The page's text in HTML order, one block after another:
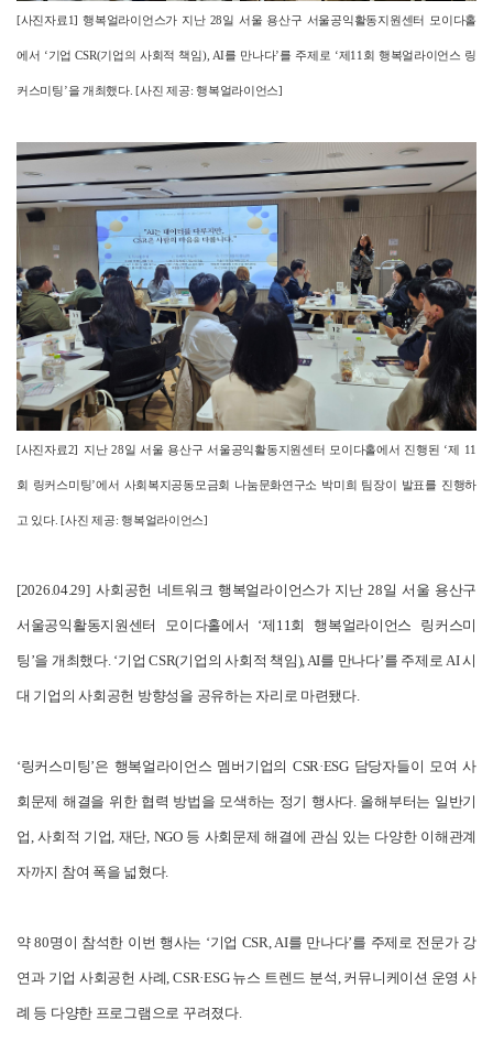
[사진자료1]행복얼라이언스가 지난 28일 서울 용산구 서울공익활동지원센터 모이다홀
에서 ‘기업 CSR(기업의 사회적 책임), AI를 만나다’를 주제로 ‘제11회 행복얼라이언스 링
커스미팅’을 개최했다. [사진 제공: 행복얼라이언스]
[사진자료2] 지난 28일 서울 용산구 서울공익활동지원센터 모이다홀에서 진행된 ‘제 11
회 링커스미팅’에서 사회복지공동모금회 나눔문화연구소 박미희 팀장이 발표를 진행하
고 있다. [사진 제공: 행복얼라이언스]
[2026.04.29] 사회공헌 네트워크 행복얼라이언스가 지난 28일 서울 용산구
서울공익활동지원센터 모이다홀에서 ‘제11회 행복얼라이언스 링커스미
팅’을 개최했다. ‘기업 CSR(기업의 사회적 책임), AI를 만나다’를 주제로 AI 시
대 기업의 사회공헌 방향성을 공유하는 자리로 마련됐다.
‘링커스미팅’은 행복얼라이언스 멤버기업의 CSR·ESG 담당자들이 모여 사
회문제 해결을 위한 협력 방법을 모색하는 정기 행사다. 올해부터는 일반기
업, 사회적 기업, 재단, NGO 등 사회문제 해결에 관심 있는 다양한 이해관계
자까지 참여 폭을 넓혔다.
약 80명이 참석한 이번 행사는 ‘기업 CSR, AI를 만나다’를 주제로 전문가 강
연과 기업 사회공헌 사례, CSR·ESG 뉴스 트렌드 분석, 커뮤니케이션 운영 사
례 등 다양한 프로그램으로 꾸려졌다.